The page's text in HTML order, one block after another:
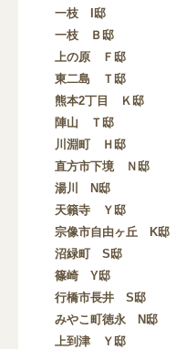
一枝 I邸
一枝 Ｂ邸
上の原 Ｆ邸
東二島 Ｔ邸
熊本2丁目 Ｋ邸
陣山 Ｔ邸
川淵町 Ｈ邸
直方市下境 Ｎ邸
湯川 N邸
天籟寺 Ｙ邸
宗像市自由ヶ丘 K邸
沼緑町 S邸
篠崎 Y邸
行橋市長井 S邸
みやこ町徳永 N邸
上到津 Ｙ邸